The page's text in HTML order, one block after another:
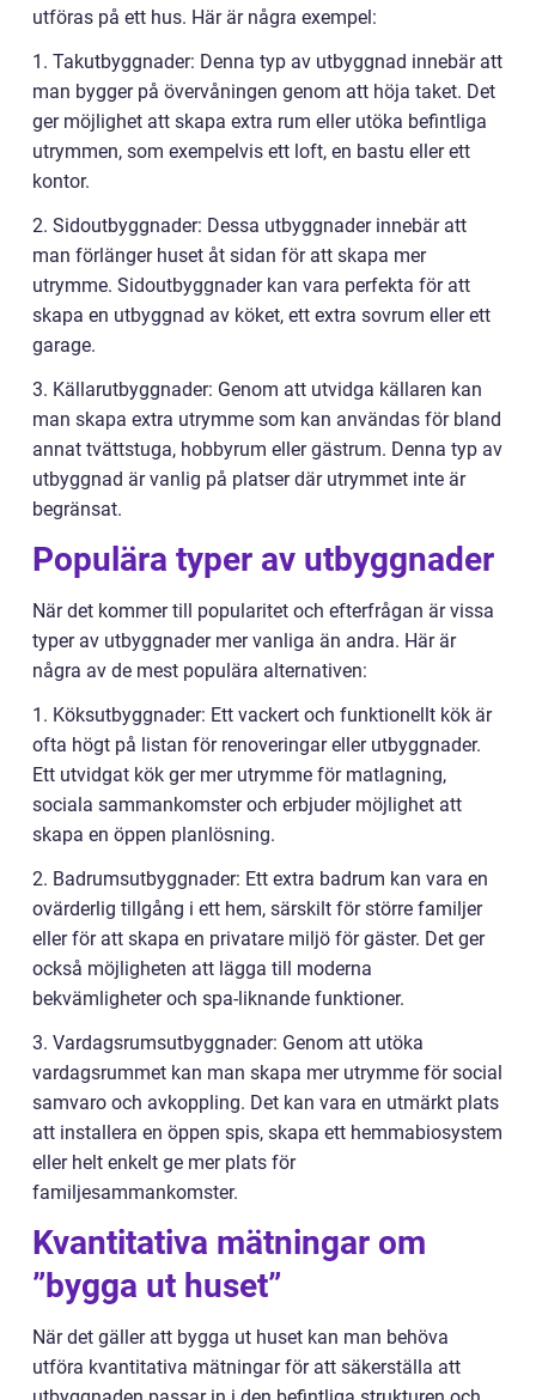
utföras på ett hus. Här är några exempel:
1. Takutbyggnader: Denna typ av utbyggnad innebär att
man bygger på övervåningen genom att höja taket. Det
ger möjlighet att skapa extra rum eller utöka befintliga
utrymmen, som exempelvis ett loft, en bastu eller ett
kontor.
2. Sidoutbyggnader: Dessa utbyggnader innebär att
man förlänger huset åt sidan för att skapa mer
utrymme. Sidoutbyggnader kan vara perfekta för att
skapa en utbyggnad av köket, ett extra sovrum eller ett
garage.
3. Källarutbyggnader: Genom att utvidga källaren kan
man skapa extra utrymme som kan användas för bland
annat tvättstuga, hobbyrum eller gästrum. Denna typ av
utbyggnad är vanlig på platser där utrymmet inte är
begränsat.
Populära typer av utbyggnader
När det kommer till popularitet och efterfrågan är vissa
typer av utbyggnader mer vanliga än andra. Här är
några av de mest populära alternativen:
1. Köksutbyggnader: Ett vackert och funktionellt kök är
ofta högt på listan för renoveringar eller utbyggnader.
Ett utvidgat kök ger mer utrymme för matlagning,
sociala sammankomster och erbjuder möjlighet att
skapa en öppen planlösning.
2. Badrumsutbyggnader: Ett extra badrum kan vara en
ovärderlig tillgång i ett hem, särskilt för större familjer
eller för att skapa en privatare miljö för gäster. Det ger
också möjligheten att lägga till moderna
bekvämligheter och spa-liknande funktioner.
3. Vardagsrumsutbyggnader: Genom att utöka
vardagsrummet kan man skapa mer utrymme för social
samvaro och avkoppling. Det kan vara en utmärkt plats
att installera en öppen spis, skapa ett hemmabiosystem
eller helt enkelt ge mer plats för
familjesammankomster.
Kvantitativa mätningar om
”bygga ut huset”
När det gäller att bygga ut huset kan man behöva
utföra kvantitativa mätningar för att säkerställa att